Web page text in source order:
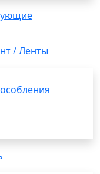
/ Ленты